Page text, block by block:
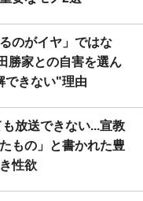
のがイヤ」ではな
勝家との自害を選ん
できない"理由
放送できない...宣教
もの」と書かれた豊
性欲